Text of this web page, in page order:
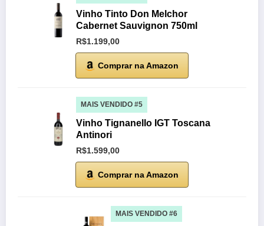
Vinho Tinto Don Melchor
Cabernet Sauvignon 750ml
R$1.199,00
Comprar na Amazon
MAIS VENDIDO #5
Vinho Tignanello IGT Toscana
Antinori
R$1.599,00
Comprar na Amazon
MAIS VENDIDO #6